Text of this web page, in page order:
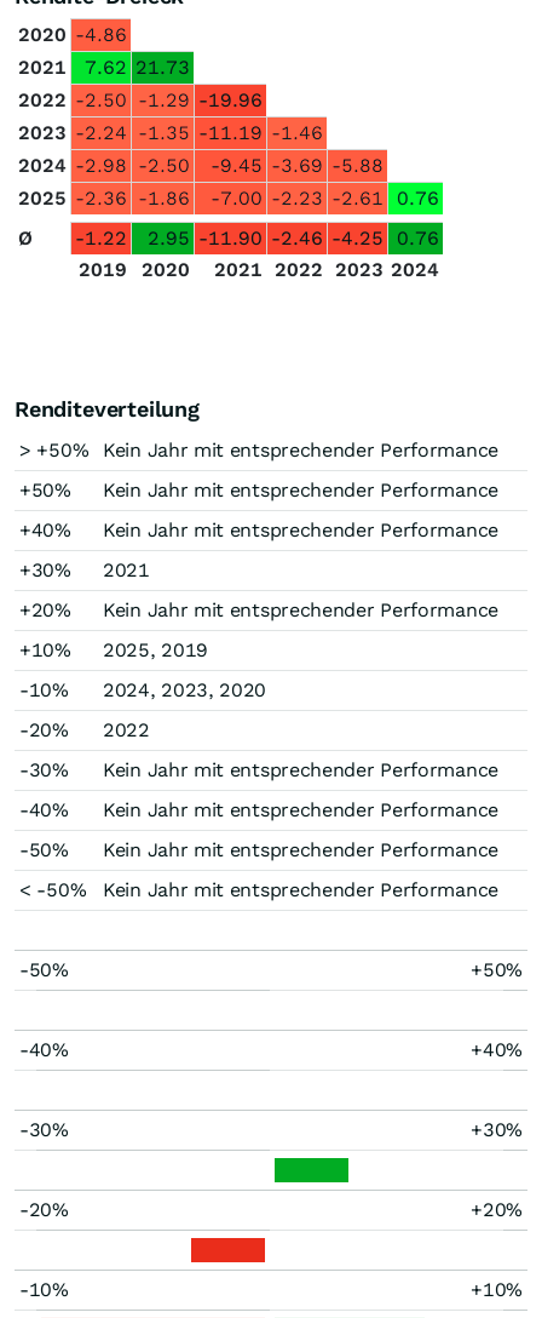
2020 -4.86
2021
7.62 21.73
2022 -2.50 -1.29 -19.96
2023 -2.24 -1.35 -11.19 -1.46
2024 -2.98 -2.50 -9.45 -3.69 -5.88
2025 -2.36 -1.86 -7.00 -2.23 -2.61
0.76
Ø
-1.22 2.95 -11.90 -2.46 -4.25
0.76
2019
2020 2021 2022 2023 2024
Renditeverteilung
> +50%
Kein Jahr mit entsprechender Performance
+50%
Kein Jahr mit entsprechender Performance
+40%
Kein Jahr mit entsprechender Performance
+30%
2021
+20%
Kein Jahr mit entsprechender Performance
+10%
2025, 2019
-10%
2024, 2023, 2020
-20%
2022
-30%
Kein Jahr mit entsprechender Performance
-40%
Kein Jahr mit entsprechender Performance
-50%
Kein Jahr mit entsprechender Performance
< -50%
Kein Jahr mit entsprechender Performance
-50% +50%
-40% +40%
-30% +30%
-20% +20%
-10% +10%